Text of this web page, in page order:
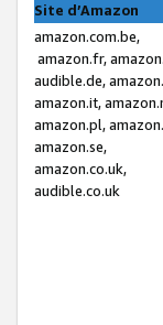
Site d’Amazon
amazon.com.be,
amazon.fr,
audible.de,
amazon.it,
amazon.pl,
amazon.se,
amazon.co.uk,
audible.co.uk